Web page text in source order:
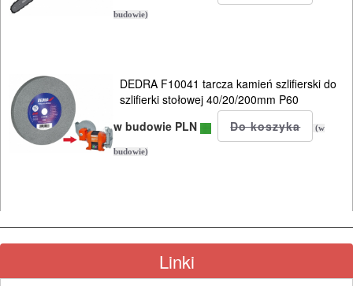
budowie)
DEDRA F10041 tarcza kamień szlifierski do
szlifierki stołowej 40/20/200mm P60
w budowie PLN
(w
budowie)
Linki